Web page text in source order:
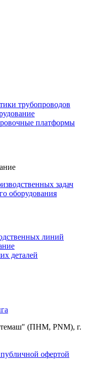
трубопроводов
платформы
задач
оборудования
линий
деталей
(ПНМ, PNM), г.
офертой